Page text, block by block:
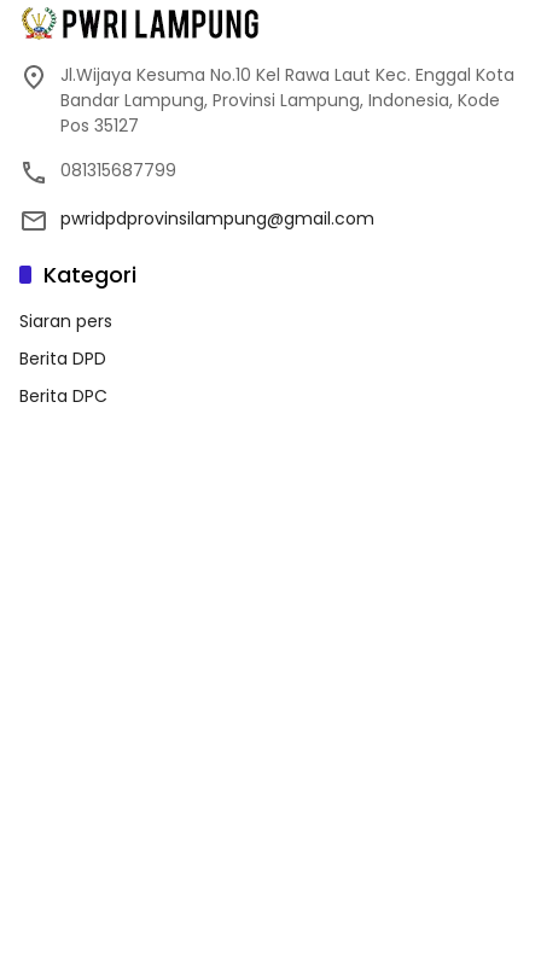
Jl.Wijaya Kesuma No.10 Kel Rawa Laut Kec. Enggal Kota
Bandar Lampung, Provinsi Lampung, Indonesia, Kode
Pos 35127
081315687799
pwridpdprovinsilampung@gmail.com
Kategori
Siaran pers
Berita DPD
Berita DPC